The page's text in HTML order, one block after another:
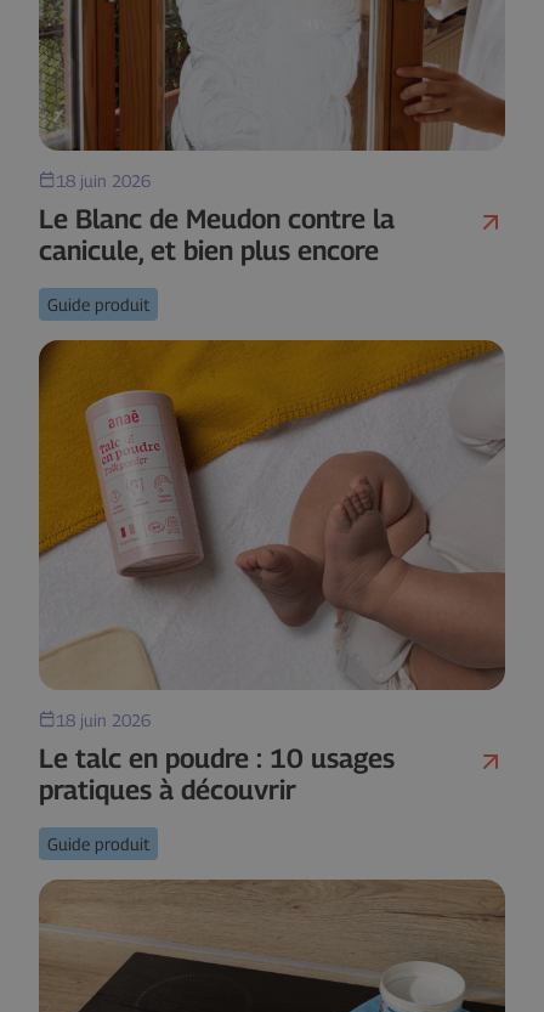
18 juin 2026
Le Blanc de Meudon contre la
canicule, et bien plus encore
Guide produit
18 juin 2026
Le talc en poudre : 10 usages
pratiques à découvrir
Guide produit